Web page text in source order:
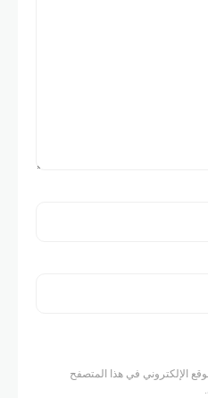
الإلكتروني في هذا المتصفح